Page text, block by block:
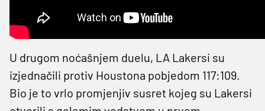
U drugom noćašnjem duelu, LA Lakersi su
izjednačili protiv Houstona pobjedom 117:109.
Bio je to vrlo promjenjiv susret kojeg su Lakersi